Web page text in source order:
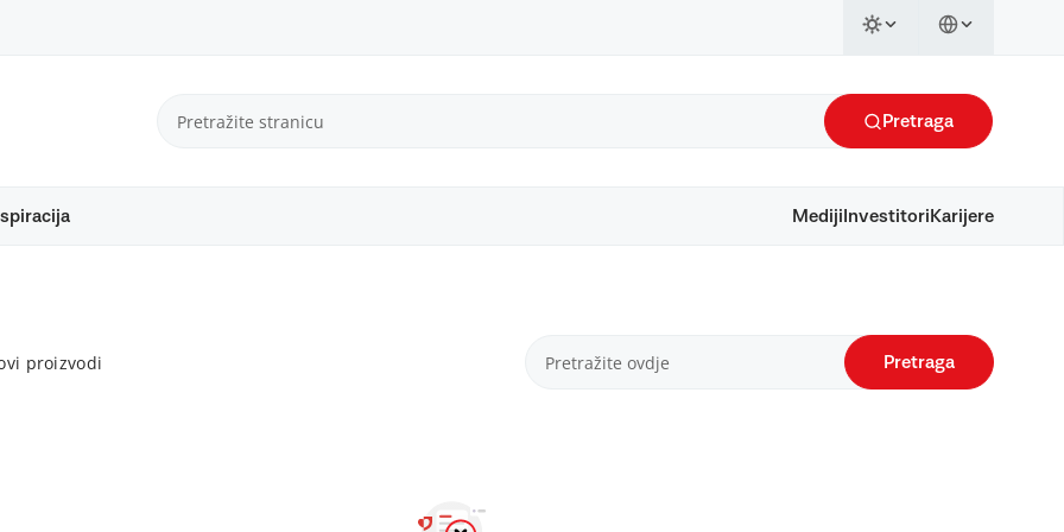
Pretraga
Mediji Investitori Karijere
proizvodi Pretraga